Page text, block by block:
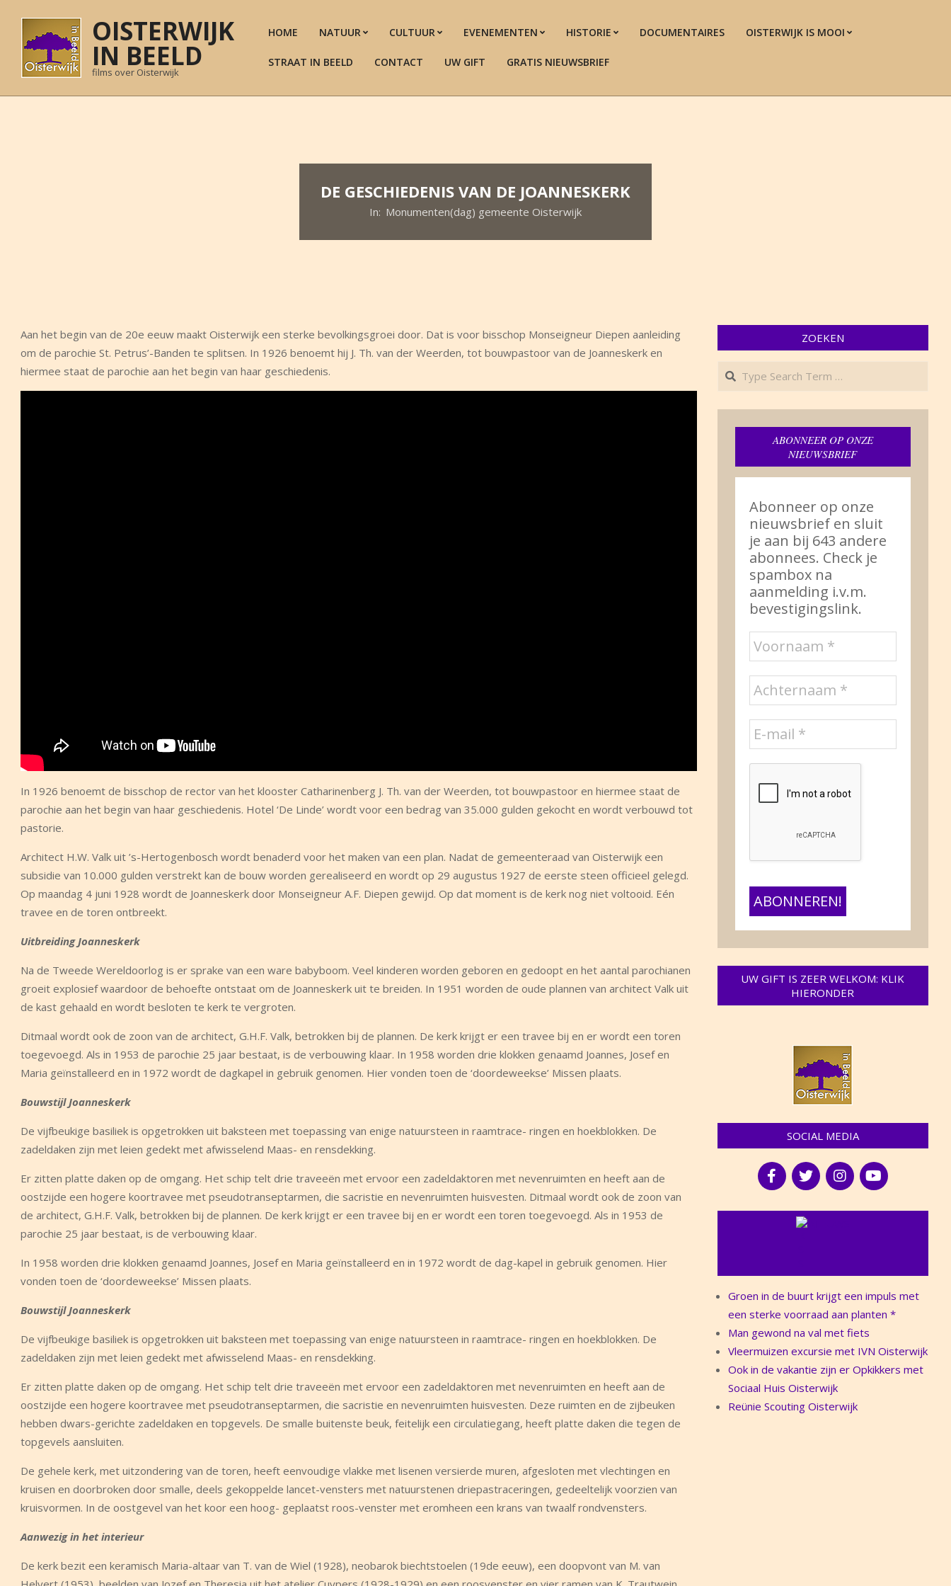
content
OISTERWIJK
IN BEELD
films over Oisterwijk
HOME NATUUR CULTUUR EVENEMENTEN HISTORIE DOCUMENTAIRES OISTERWIJK IS MOOI
STRAAT IN BEELD CONTACT UW GIFT GRATIS NIEUWSBRIEF
DE GESCHIEDENIS VAN DE JOANNESKERK
In: Monumenten(dag) gemeente Oisterwijk
Aan het begin van de 20e eeuw maakt Oisterwijk een sterke bevolkingsgroei door. Dat is voor bisschop Monseigneur Diepen aanleiding
om de parochie St. Petrus’-Banden te splitsen. In 1926 benoemt hij J. Th. van der Weerden, tot bouwpastoor van de Joanneskerk en
hiermee staat de parochie aan het begin van haar geschiedenis.
In 1926 benoemt de bisschop de rector van het klooster Catharinenberg J. Th. van der Weerden, tot bouwpastoor en hiermee staat de
parochie aan het begin van haar geschiedenis. Hotel ‘De Linde’ wordt voor een bedrag van 35.000 gulden gekocht en wordt verbouwd tot
pastorie.
Architect H.W. Valk uit ’s-Hertogenbosch wordt benaderd voor het maken van een plan. Nadat de gemeenteraad van Oisterwijk een
subsidie van 10.000 gulden verstrekt kan de bouw worden gerealiseerd en wordt op 29 augustus 1927 de eerste steen officieel gelegd.
Op maandag 4 juni 1928 wordt de Joanneskerk door Monseigneur A.F. Diepen gewijd. Op dat moment is de kerk nog niet voltooid. Eén
travee en de toren ontbreekt.
Uitbreiding Joanneskerk
Na de Tweede Wereldoorlog is er sprake van een ware babyboom. Veel kinderen worden geboren en gedoopt en het aantal parochianen
groeit explosief waardoor de behoefte ontstaat om de Joanneskerk uit te breiden. In 1951 worden de oude plannen van architect Valk uit
de kast gehaald en wordt besloten te kerk te vergroten.
Ditmaal wordt ook de zoon van de architect, G.H.F. Valk, betrokken bij de plannen. De kerk krijgt er een travee bij en er wordt een toren
toegevoegd. Als in 1953 de parochie 25 jaar bestaat, is de verbouwing klaar. In 1958 worden drie klokken genaamd Joannes, Josef en
Maria geïnstalleerd en in 1972 wordt de dagkapel in gebruik genomen. Hier vonden toen de ‘doordeweekse’ Missen plaats.
Bouwstijl Joanneskerk
De vijfbeukige basiliek is opgetrokken uit baksteen met toepassing van enige natuursteen in raamtrace- ringen en hoekblokken. De
zadeldaken zijn met leien gedekt met afwisselend Maas- en rensdekking.
Er zitten platte daken op de omgang. Het schip telt drie traveeën met ervoor een zadeldaktoren met nevenruimten en heeft aan de
oostzijde een hogere koortravee met pseudotranseptarmen, die sacristie en nevenruimten huisvesten. Ditmaal wordt ook de zoon van
de architect, G.H.F. Valk, betrokken bij de plannen. De kerk krijgt er een travee bij en er wordt een toren toegevoegd. Als in 1953 de
parochie 25 jaar bestaat, is de verbouwing klaar.
In 1958 worden drie klokken genaamd Joannes, Josef en Maria geïnstalleerd en in 1972 wordt de dag-kapel in gebruik genomen. Hier
vonden toen de ‘doordeweekse’ Missen plaats.
Bouwstijl Joanneskerk
De vijfbeukige basiliek is opgetrokken uit baksteen met toepassing van enige natuursteen in raamtrace- ringen en hoekblokken. De
zadeldaken zijn met leien gedekt met afwisselend Maas- en rensdekking.
Er zitten platte daken op de omgang. Het schip telt drie traveeën met ervoor een zadeldaktoren met nevenruimten en heeft aan de
oostzijde een hogere koortravee met pseudotranseptarmen, die sacristie en nevenruimten huisvesten. Deze ruimten en de zijbeuken
hebben dwars-gerichte zadeldaken en topgevels. De smalle buitenste beuk, feitelijk een circulatiegang, heeft platte daken die tegen de
topgevels aansluiten.
De gehele kerk, met uitzondering van de toren, heeft eenvoudige vlakke met lisenen versierde muren, afgesloten met vlechtingen en
kruisen en doorbroken door smalle, deels gekoppelde lancet-vensters met natuurstenen driepastraceringen, gedeeltelijk voorzien van
kruisvormen. In de oostgevel van het koor een hoog- geplaatst roos-venster met eromheen een krans van twaalf rondvensters.
Aanwezig in het interieur
De kerk bezit een keramisch Maria-altaar van T. van de Wiel (1928), neobarok biechtstoelen (19de eeuw), een doopvont van M. van
ZOEKEN
Search
ABONNEER OP ONZE
NIEUWSBRIEF
Abonneer op onze
nieuwsbrief en sluit
je aan bij 643 andere
abonnees. Check je
spambox na
aanmelding i.v.m.
bevestigingslink.
UW GIFT IS ZEER WELKOM: KLIK
HIERONDER
SOCIAL MEDIA
Groen in de buurt krijgt een impuls met
een sterke voorraad aan planten *
Man gewond na val met fiets
Vleermuizen excursie met IVN Oisterwijk
Ook in de vakantie zijn er Opkikkers met
Sociaal Huis Oisterwijk
Reünie Scouting Oisterwijk